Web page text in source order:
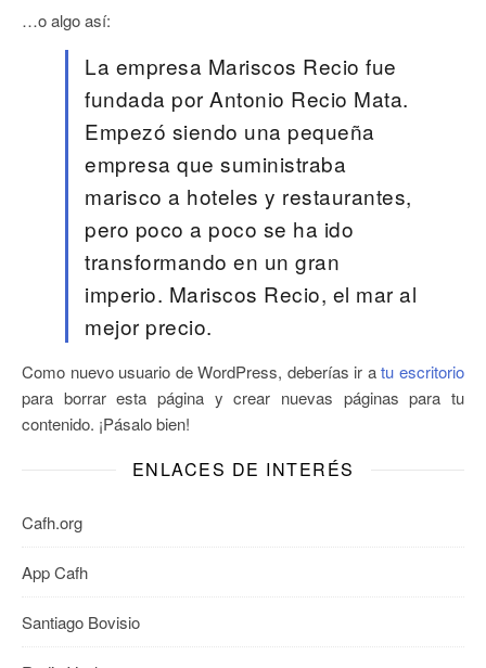
…o algo así:
La empresa Mariscos Recio fue
fundada por Antonio Recio Mata.
Empezó siendo una pequeña
empresa que suministraba
marisco a hoteles y restaurantes,
pero poco a poco se ha ido
transformando en un gran
imperio. Mariscos Recio, el mar al
mejor precio.
Como nuevo usuario de WordPress, deberías ir atu escritorio
para borrar esta página y crear nuevas páginas para tu
contenido. ¡Pásalo bien!
ENLACES DE INTERÉS
Cafh.org
App Cafh
Santiago Bovisio